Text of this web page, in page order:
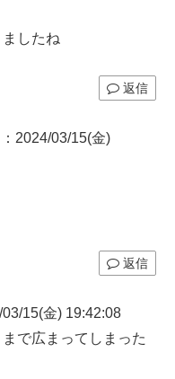
したね
返信
2024/03/15(金)
返信
15(金) 19:42:08
で広まってしまった